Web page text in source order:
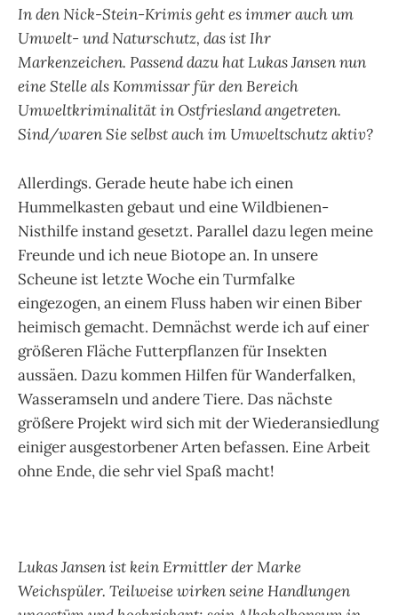
In den Nick-Stein-Krimis geht es immer auch um
Umwelt- und Naturschutz, das ist Ihr
Markenzeichen. Passend dazu hat Lukas Jansen nun
eine Stelle als Kommissar für den Bereich
Umweltkriminalität in Ostfriesland angetreten.
Sind/waren Sie selbst auch im Umweltschutz aktiv?
Allerdings. Gerade heute habe ich einen
Hummelkasten gebaut und eine Wildbienen-
Nisthilfe instand gesetzt. Parallel dazu legen meine
Freunde und ich neue Biotope an. In unsere
Scheune ist letzte Woche ein Turmfalke
eingezogen, an einem Fluss haben wir einen Biber
heimisch gemacht. Demnächst werde ich auf einer
größeren Fläche Futterpflanzen für Insekten
aussäen. Dazu kommen Hilfen für Wanderfalken,
Wasseramseln und andere Tiere. Das nächste
größere Projekt wird sich mit der Wiederansiedlung
einiger ausgestorbener Arten befassen. Eine Arbeit
ohne Ende, die sehr viel Spaß macht!
Lukas Jansen ist kein Ermittler der Marke
Weichspüler. Teilweise wirken seine Handlungen